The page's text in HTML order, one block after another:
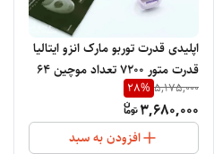
اپلیدی قدرت توربو مارک انزو ایتالیا
قدرت متور 7200 تعداد موچین 64
شیور زن (سری بدون درد) جنس
موچین تیتانیوم
5,175,000
28%
3,680,000
افزودن به سبد